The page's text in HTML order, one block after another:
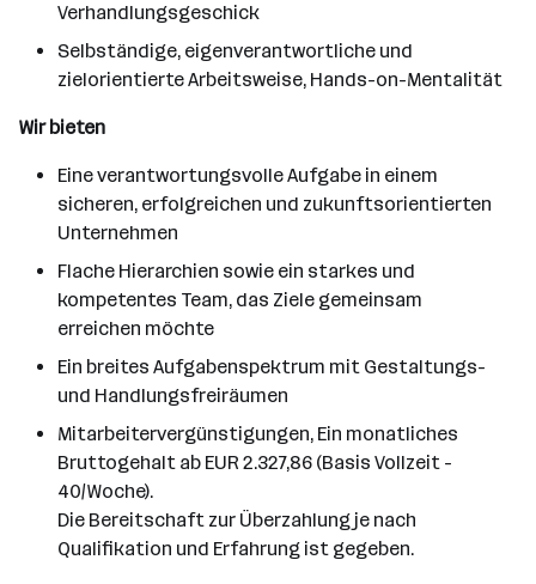
Verhandlungsgeschick
Selbständige, eigenverantwortliche und
zielorientierte Arbeitsweise, Hands-on-Mentalität
Wir bieten
Eine verantwortungsvolle Aufgabe in einem
sicheren, erfolgreichen und zukunftsorientierten
Unternehmen
Flache Hierarchien sowie ein starkes und
kompetentes Team, das Ziele gemeinsam
erreichen möchte
Ein breites Aufgabenspektrum mit Gestaltungs-
und Handlungsfreiräumen
Mitarbeitervergünstigungen, Ein monatliches
Bruttogehalt ab EUR 2.327,86 (Basis Vollzeit -
40/Woche).
Die Bereitschaft zur Überzahlung je nach
Qualifikation und Erfahrung ist gegeben.